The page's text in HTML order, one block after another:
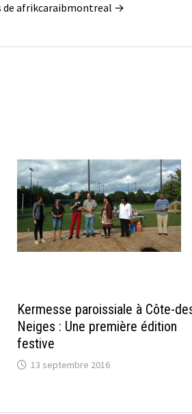
de afrikcaraibmontreal →
Kermesse paroissiale à Côte-
Neiges : Une première édition
festive
13 septembre 2016